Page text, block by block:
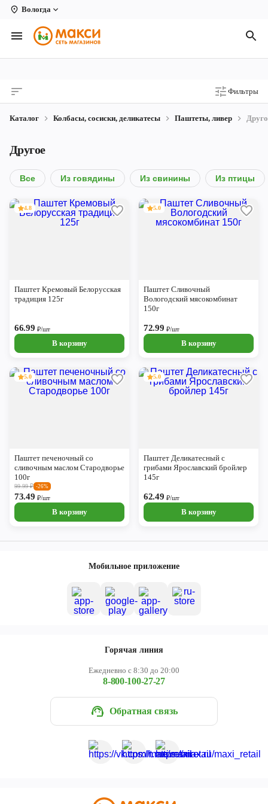
Вологда
Вологда
Архангельск
Киров
Коряжма
Котлас
Новодвинск
Ярославль
Фильтры
Каталог Колбасы, сосиски, деликатесы Паштеты, ливер
Другое
Все Из говядины Из свинины Из птицы
4.8
Паштет Кремовый Белорусская
традиция 125г
66.99₽/шт
В корзину
5.0
Паштет Сливочный
Вологодский мясокомбинат
150г
72.99₽/шт
В корзину
5.0
Паштет печеночный со
сливочным маслом Стародворье
100г
99.99₽ -26%
73.49₽/шт
В корзину
5.0
Паштет Деликатесный с
грибами Ярославский бройлер
145г
62.49₽/шт
В корзину
Мобильное приложение
Горячая линия
Ежедневно с 8:30 до 20:00
8-800-100-27-27
Обратная связь